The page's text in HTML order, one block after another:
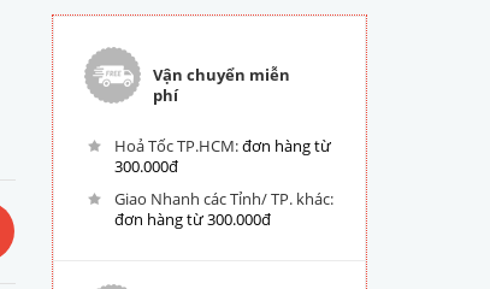
Vận chuyển miễn
phí
Hoả Tốc TP.HCM:đơn hàng từ
300.000đ
Giao Nhanh các Tỉnh/ TP. khác:
đơn hàng từ 300.000đ